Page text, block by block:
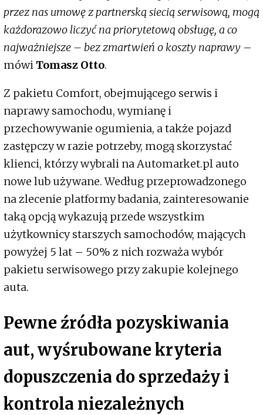
przez nas umowę z partnerską siecią serwisową, mogą
każdorazowo liczyć na priorytetową obsługę, a co
najważniejsze – bez zmartwień o koszty naprawy –
mówi Tomasz Otto.
Z pakietu Comfort, obejmującego serwis i
naprawy samochodu, wymianę i
przechowywanie ogumienia, a także pojazd
zastępczy w razie potrzeby, mogą skorzystać
klienci, którzy wybrali na Automarket.pl auto
nowe lub używane. Według przeprowadzonego
na zlecenie platformy badania, zainteresowanie
taką opcją wykazują przede wszystkim
użytkownicy starszych samochodów, mających
powyżej 5 lat – 50% z nich rozważa wybór
pakietu serwisowego przy zakupie kolejnego
auta.
Pewne źródła pozyskiwania
aut, wyśrubowane kryteria
dopuszczenia do sprzedaży i
kontrola niezależnych